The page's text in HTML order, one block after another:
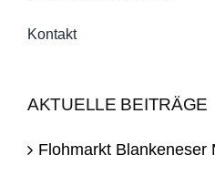
Kontakt
AKTUELLE BEITRÄGE
Flohmarkt Blankeneser